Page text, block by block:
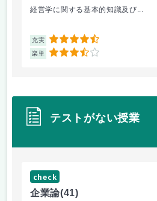
経営学に関する基本的知識及び...
充実 4.5
楽単 3.5
テストがない授業
check
企業論(41)